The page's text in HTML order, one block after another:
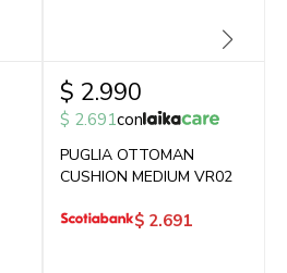
$ 2.990
$ 2.691con
PUGLIA OTTOMAN
CUSHION MEDIUM VR02
$ 2.691